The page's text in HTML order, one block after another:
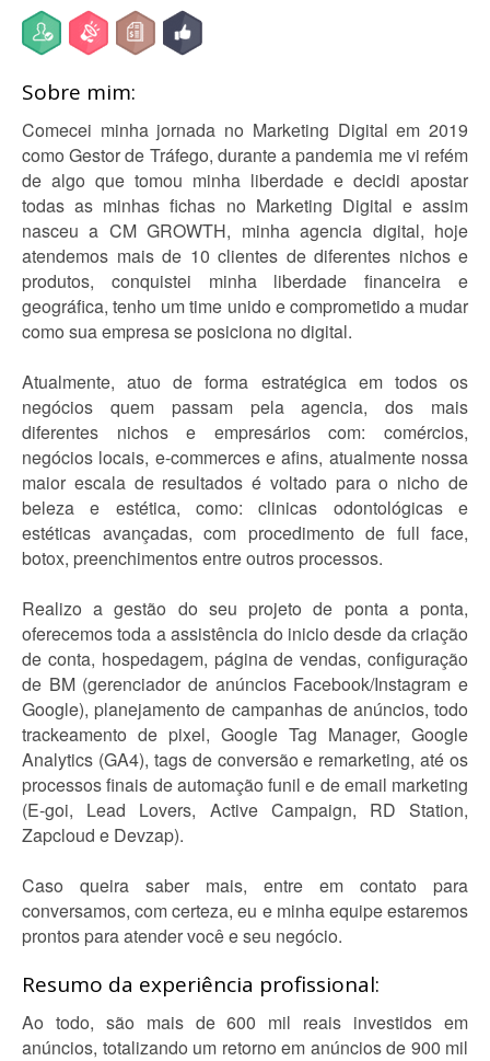
Sobre mim:
Comecei minha jornada no Marketing Digital em 2019
como Gestor de Tráfego, durante a pandemia me vi refém
de algo que tomou minha liberdade e decidi apostar
todas as minhas fichas no Marketing Digital e assim
nasceu a CM GROWTH, minha agencia digital, hoje
atendemos mais de 10 clientes de diferentes nichos e
produtos, conquistei minha liberdade financeira e
geográfica, tenho um time unido e comprometido a mudar
como sua empresa se posiciona no digital.
Atualmente, atuo de forma estratégica em todos os
negócios quem passam pela agencia, dos mais
diferentes nichos e empresários com: comércios,
negócios locais, e-commerces e afins, atualmente nossa
maior escala de resultados é voltado para o nicho de
beleza e estética, como: clinicas odontológicas e
estéticas avançadas, com procedimento de full face,
botox, preenchimentos entre outros processos.
Realizo a gestão do seu projeto de ponta a ponta,
oferecemos toda a assistência do inicio desde da criação
de conta, hospedagem, página de vendas, configuração
de BM (gerenciador de anúncios Facebook/Instagram e
Google), planejamento de campanhas de anúncios, todo
trackeamento de pixel, Google Tag Manager, Google
Analytics (GA4), tags de conversão e remarketing, até os
processos finais de automação funil e de email marketing
(E-goi, Lead Lovers, Active Campaign, RD Station,
Zapcloud e Devzap).
Caso queira saber mais, entre em contato para
conversamos, com certeza, eu e minha equipe estaremos
prontos para atender você e seu negócio.
Resumo da experiência profissional:
Ao todo, são mais de 600 mil reais investidos em
anúncios, totalizando um retorno em anúncios de 900 mil